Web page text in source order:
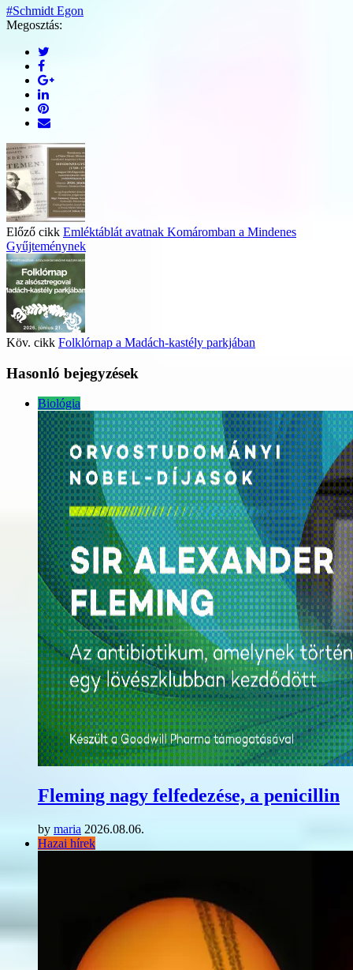
#Schmidt Egon
Megosztás:
Előző cikk Emléktáblát avatnak Komáromban a Mindenes
Gyűjteménynek
Köv. cikk Folklórnap a Madách-kastély parkjában
Hasonló bejegyzések
Biológia
Fleming nagy felfedezése, a penicillin
by maria 2026.08.06.
Hazai hírek